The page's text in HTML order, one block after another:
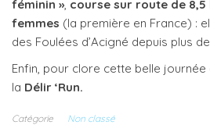
féminin », course sur route de
femmes (la première en France) :
des Foulées d’Acigné depuis plus
Enfin, pour clore cette belle
la Délir ‘Run.
Catégorie Non classé